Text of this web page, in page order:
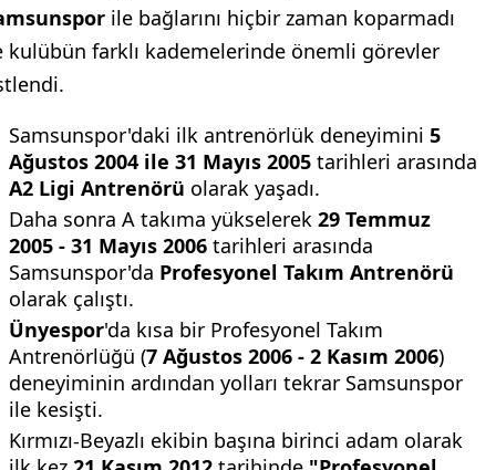
ile bağlarını hiçbir zaman koparmadı
kulübün farklı kademelerinde önemli görevler
Samsunspor'daki ilk antrenörlük deneyimini 5
Ağustos 2004 ile 31 Mayıs 2005 tarihleri arasında
A2 Ligi Antrenörü olarak yaşadı.
Daha sonra A takıma yükselerek 29 Temmuz
2005 - 31 Mayıs 2006 tarihleri arasında
Samsunspor'da Profesyonel Takım Antrenörü
olarak çalıştı.
Ünyespor'da kısa bir Profesyonel Takım
Antrenörlüğü (7 Ağustos 2006 - 2 Kasım 2006)
deneyiminin ardından yolları tekrar Samsunspor
ile kesişti.
Kırmızı-Beyazlı ekibin başına birinci adam olarak